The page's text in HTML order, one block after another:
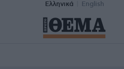
Ελληνικά English